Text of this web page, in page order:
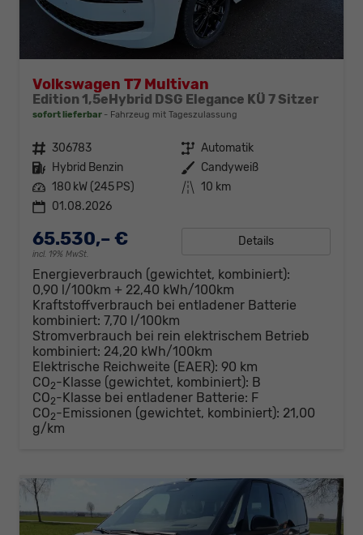
Volkswagen T7 Multivan
Edition 1,5eHybrid DSG Elegance KÜ 7 Sitzer
sofort lieferbar Fahrzeug mit Tageszulassung
Fahrzeugnr. 306783 Getriebe Automatik
Kraftstoff Hybrid Benzin Außenfarbe Candyweiß
Leistung 180 kW (245 PS) Kilometerstand 10 km
01.08.2026
65.530,– €
incl. 19% MwSt.
Details
Energieverbrauch (gewichtet, kombiniert):
0,90 l/100km + 22,40 kWh/100km
Kraftstoffverbrauch bei entladener Batterie
kombiniert: 7,70 l/100km
Stromverbrauch bei rein elektrischem Betrieb
kombiniert: 24,20 kWh/100km
Elektrische Reichweite (EAER): 90 km
CO2-Klasse (gewichtet, kombiniert): B
CO2-Klasse bei entladener Batterie: F
CO2-Emissionen (gewichtet, kombiniert): 21,00
g/km